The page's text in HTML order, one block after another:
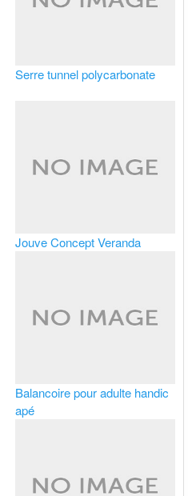
Serre tunnel polycarbonate
Jouve Concept Veranda
Balancoire pour adulte handic
apé